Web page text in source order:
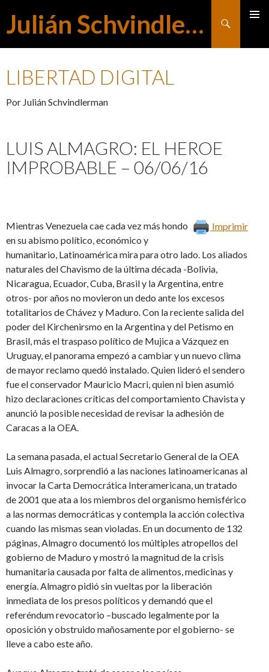
Julián Schvindlerman
Buscar
LIBERTAD DIGITAL
Por Julián Schvindlerman
LUIS ALMAGRO: EL HEROE
IMPROBABLE – 06/06/16
Imprimir
Mientras Venezuela cae cada vez más hondo
en su abismo político, económico y
humanitario, Latinoamérica mira para otro lado. Los aliados
naturales del Chavismo de la última década -Bolivia,
Nicaragua, Ecuador, Cuba, Brasil y la Argentina, entre
otros- por años no movieron un dedo ante los excesos
totalitarios de Chávez y Maduro. Con la reciente salida del
poder del Kirchenirsmo en la Argentina y del Petismo en
Brasil, más el traspaso político de Mujica a Vázquez en
Uruguay, el panorama empezó a cambiar y un nuevo clima
de mayor reclamo quedó instalado. Quien lideró el sendero
fue el conservador Mauricio Macri, quien ni bien asumió
hizo declaraciones críticas del comportamiento Chavista y
anunció la posible necesidad de revisar la adhesión de
Caracas a la OEA.
La semana pasada, el actual Secretario General de la OEA
Luis Almagro, sorprendió a las naciones latinoamericanas al
invocar la Carta Democrática Interamericana, un tratado
de 2001 que ata a los miembros del organismo hemisférico
a las normas democráticas y contempla la acción colectiva
cuando las mismas sean violadas. En un documento de 132
páginas, Almagro documentó los múltiples atropellos del
gobierno de Maduro y mostró la magnitud de la crisis
humanitaria causada por falta de alimentos, medicinas y
energía. Almagro pidió sin vueltas por la liberación
inmediata de los presos políticos y demandó que el
referéndum revocatorio –buscado legalmente por la
oposición y obstruido mañosamente por el gobierno- se
lleve a cabo este año.